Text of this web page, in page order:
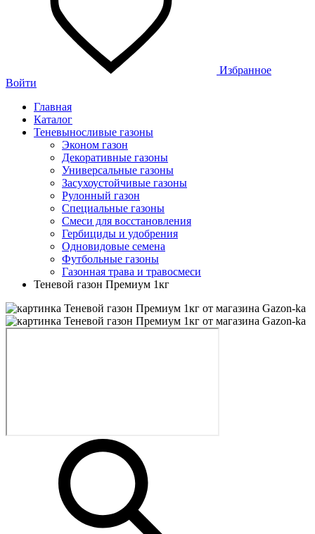
Избранное
Войти
Главная
Каталог
Теневыносливые газоны
Эконом газон
Декоративные газоны
Универсальные газоны
Засухоустойчивые газоны
Рулонный газон
Специальные газоны
Смеси для восстановления
Гербициды и удобрения
Одновидовые семена
Футбольные газоны
Газонная трава и травосмеси
Теневой газон Премиум 1кг